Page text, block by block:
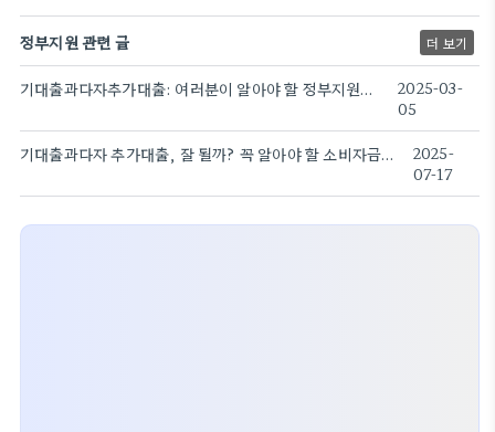
정부지원 관련 글 더 보기
기대출과다자추가대출: 여러분이 알아야 할 정부지원의 모든 것
2025-03-
05
기대출과다자 추가대출, 잘 될까? 꼭 알아야 할 소비자금융 정보를 소개합니다!
2025-
07-17